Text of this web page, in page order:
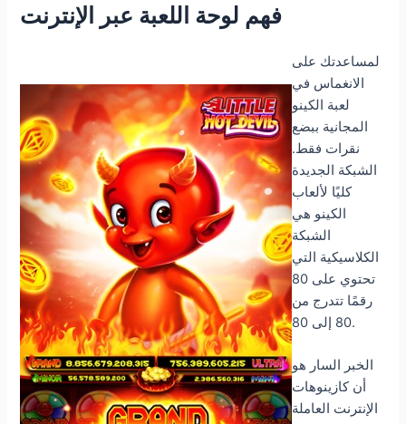
فهم لوحة اللعبة عبر الإنترنت
لمساعدتك على
الانغماس في
لعبة الكينو
المجانية ببضع
نقرات فقط.
الشبكة الجديدة
كليًا لألعاب
الكينو هي
الشبكة
الكلاسيكية التي
تحتوي على 80
رقمًا تتدرج من
80 إلى 80.
الخبر السار هو
أن كازينوهات
الإنترنت العاملة